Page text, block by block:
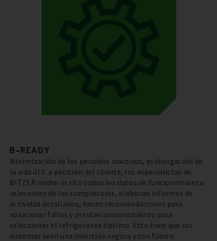
B-READY
Minimización de los periodos inactivos, prolongación de
la vida útil: a petición del cliente, los especialistas de
BITZER miden in situ todos los datos de funcionamiento
relevantes de los compresores, elaboran informes de
actividad detallados, hacen recomendaciones para
solucionar fallos y prestan asesoramiento para
seleccionar el refrigerante óptimo. Esto hace que sus
sistemas sean una inversión segura y con futuro.